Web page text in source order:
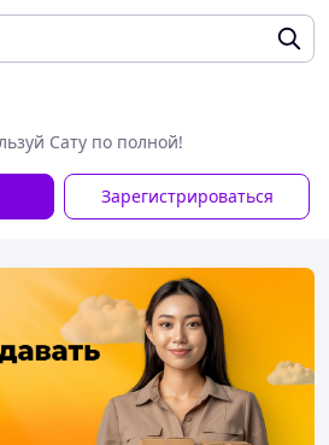
Сату по полной!
Зарегистрироваться